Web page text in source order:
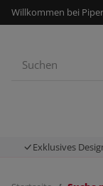
Willkommen bei
Exklusives